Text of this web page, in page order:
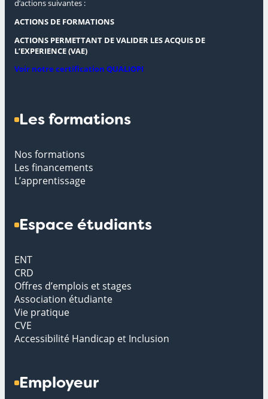
d’actions suivantes :
ACTIONS DE FORMATIONS
ACTIONS PERMETTANT DE VALIDER LES ACQUIS DE
L’EXPERIENCE (VAE)
Voir notre certification QUALIOPI
Les formations
Nos formations
Les financements
L’apprentissage
Espace étudiants
ENT
CRD
Offres d’emplois et stages
Association étudiante
Vie pratique
CVE
Accessibilité Handicap et Inclusion
Employeur